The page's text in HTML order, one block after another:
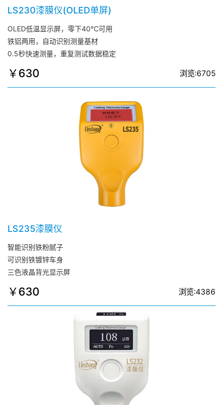
LS230漆膜仪(OLED单屏)
OLED低温显示屏，零下40℃可用
铁铝两用，自动识别测量基材
0.5秒快速测量，重复测试数据稳定
￥630 浏览:6705
LS235漆膜仪
智能识别铁粉腻子
可识别铁镀锌车身
三色液晶背光显示屏
￥630 浏览:4386